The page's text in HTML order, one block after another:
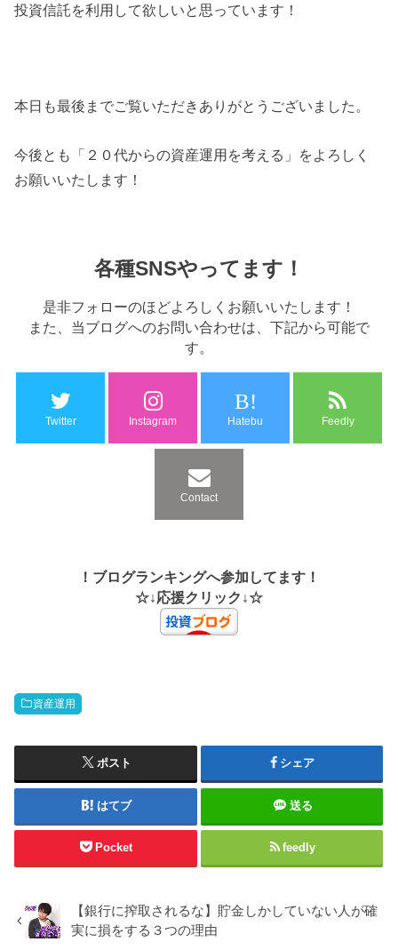
投資信託を利用して欲しいと思っています！
本日も最後までご覧いただきありがとうございました。
今後とも「２０代からの資産運用を考える」をよろしく
お願いいたします！
各種SNSやってます！
是非フォローのほどよろしくお願いいたします！
また、当ブログへのお問い合わせは、下記から可能で
す。
Twitter Instagram
B!
Hatebu Feedly
Contact
！ブログランキングへ参加してます！
☆↓応援クリック↓☆
資産運用
ポスト シェア
はてブ 送る
Pocket feedly
【銀行に搾取されるな】貯金しかしていない人が確
実に損をする３つの理由